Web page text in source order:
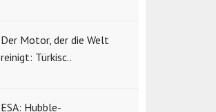
Der Motor, der die Welt
reinigt: Türkisc..
ESA: Hubble-